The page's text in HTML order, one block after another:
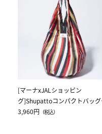
[マーナxJALショッピン
グ]Shupattoコンパクトバッグ
Drop JAL客室乗務員（LC）スカ
3,960円 （税込）